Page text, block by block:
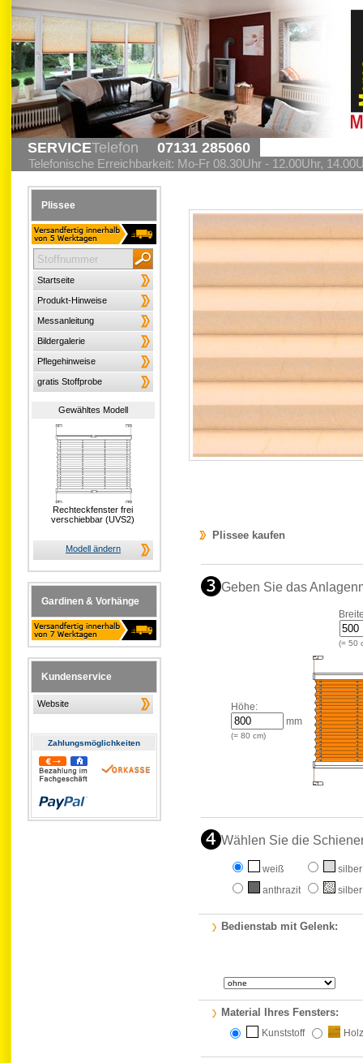
SERVICETelefon 07131 285060
Telefonische Erreichbarkeit: Mo-Fr 08.30Uhr - 12.00Uhr,
Plissee
Startseite
Produkt-Hinweise
Messanleitung
Bildergalerie
Pflegehinweise
gratis Stoffprobe
Gewähltes Modell
Rechteckfenster frei
verschiebbar (UVS2)
Modell ändern
Gardinen & Vorhänge
Kundenservice
Website
Zahlungs­möglichkeiten
Plissee kaufen
Geben Sie das
(=50
Höhe:
mm
(= 80 cm)
Wählen Sie die
weiß
silber
anthrazit
Bedienstab mit Gelenk:
Material Ihres Fensters:
Kunststoff Holz